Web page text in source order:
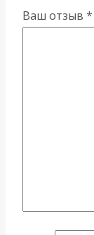
Ваш отзыв *